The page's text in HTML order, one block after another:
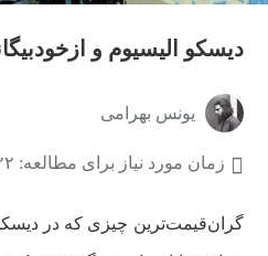
دیسکو الیسیوم و
یونس بهرامی
زمان مورد نیاز برای مطالعه: ۲۲ دقیقه
گران‌قیمت‌ترین چیزی که در دیسکو